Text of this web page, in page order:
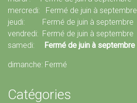
mercredi: Fermé de juin à septembre
jeudi: Fermé de juin à septembre
vendredi: Fermé de juin à septembre
samedi:
Fermé de juin à septembre
dimanche: Fermé
Catégories